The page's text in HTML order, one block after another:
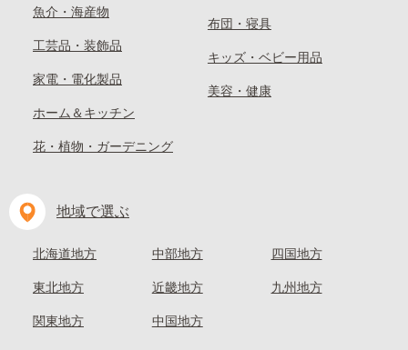
魚介・海産物
工芸品・装飾品
家電・電化製品
ホーム＆キッチン
花・植物・ガーデニング
布団・寝具
キッズ・ベビー用品
美容・健康
地域で選ぶ
北海道地方
東北地方
関東地方
中部地方
近畿地方
中国地方
四国地方
九州地方